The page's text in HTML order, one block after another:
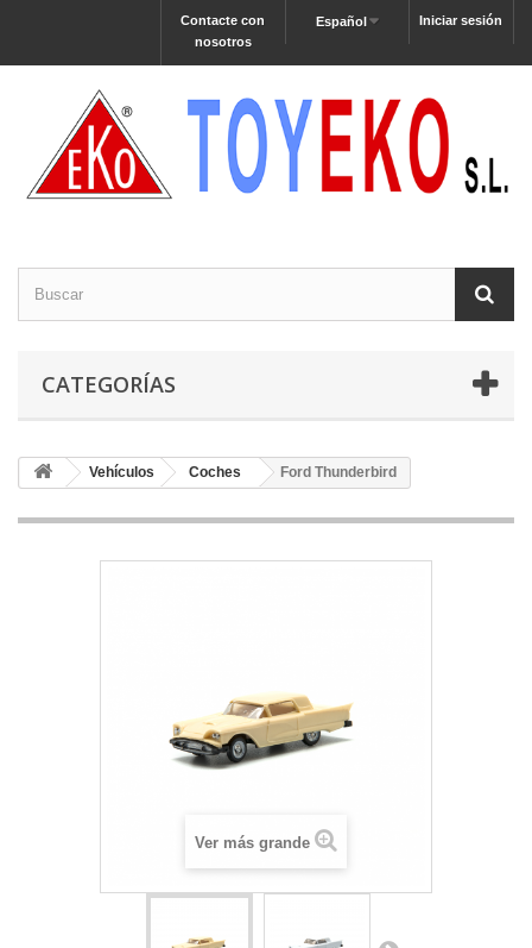
Iniciar sesión
Español
Contacte con
nosotros
CATEGORÍAS
Vehículos Coches Ford Thunderbird
Ver más grande